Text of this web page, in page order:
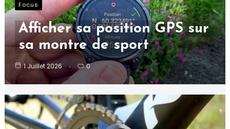
Focus
Afficher sa position GPS sur
sa montre de sport
1 Juillet 2026 0